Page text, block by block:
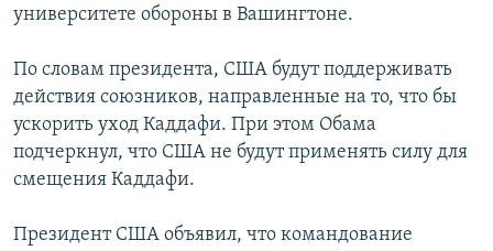
университете обороны в Вашингтоне.
По словам президента, США будут поддерживать
действия союзников, направленные на то, что бы
ускорить уход Каддафи. При этом Обама
подчеркнул, что США не будут применять силу для
смещения Каддафи.
Президент США объявил, что командование